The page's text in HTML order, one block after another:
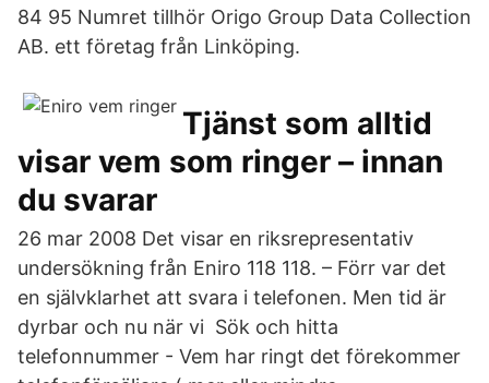
84 95 Numret tillhör Origo Group Data Collection
AB. ett företag från Linköping.
Tjänst som alltid
visar vem som ringer – innan
du svarar
26 mar 2008 Det visar en riksrepresentativ
undersökning från Eniro 118 118. – Förr var det
en självklarhet att svara i telefonen. Men tid är
dyrbar och nu när vi Sök och hitta
telefonnummer - Vem har ringt det förekommer